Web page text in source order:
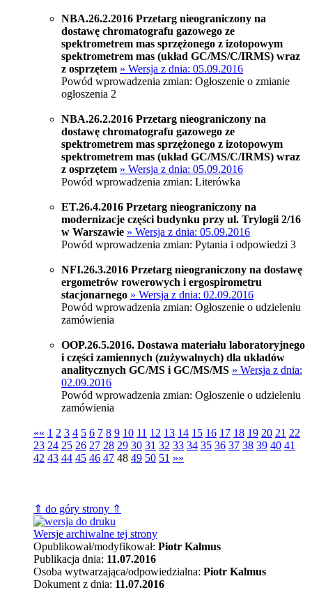
NBA.26.2.2016 Przetarg nieograniczony na
dostawę chromatografu gazowego ze
spektrometrem mas sprzężonego z izotopowym
spektrometrem mas (układ GC/MS/C/IRMS) wraz
z osprzętem » Wersja z dnia: 05.09.2016
Powód wprowadzenia zmian: Ogłoszenie o zmianie
ogłoszenia 2
NBA.26.2.2016 Przetarg nieograniczony na
dostawę chromatografu gazowego ze
spektrometrem mas sprzężonego z izotopowym
spektrometrem mas (układ GC/MS/C/IRMS) wraz
z osprzętem » Wersja z dnia: 05.09.2016
Powód wprowadzenia zmian: Literówka
ET.26.4.2016 Przetarg nieograniczony na
modernizacje części budynku przy ul. Trylogii 2/16
w Warszawie » Wersja z dnia: 05.09.2016
Powód wprowadzenia zmian: Pytania i odpowiedzi 3
NFI.26.3.2016 Przetarg nieograniczony na dostawę
ergometrów rowerowych i ergospirometru
stacjonarnego » Wersja z dnia: 02.09.2016
Powód wprowadzenia zmian: Ogłoszenie o udzieleniu
zamówienia
OOP.26.5.2016. Dostawa materiału laboratoryjnego
i części zamiennych (zużywalnych) dla układów
analitycznych GC/MS i GC/MS/MS » Wersja z dnia:
02.09.2016
Powód wprowadzenia zmian: Ogłoszenie o udzieleniu
zamówienia
«« 1 2 3 4 5 6 7 8 9 10 11 12 13 14 15 16 17 18 19 20 21 22
23 24 25 26 27 28 29 30 31 32 33 34 35 36 37 38 39 40 41
42 43 44 45 46 47 48 49 50 51 »»
⇑ do góry strony ⇑
Wersje archiwalne tej strony
Opublikował/modyfikował: Piotr Kalmus
Publikacja dnia: 11.07.2016
Osoba wytwarzająca/odpowiedzialna: Piotr Kalmus
Dokument z dnia: 11.07.2016